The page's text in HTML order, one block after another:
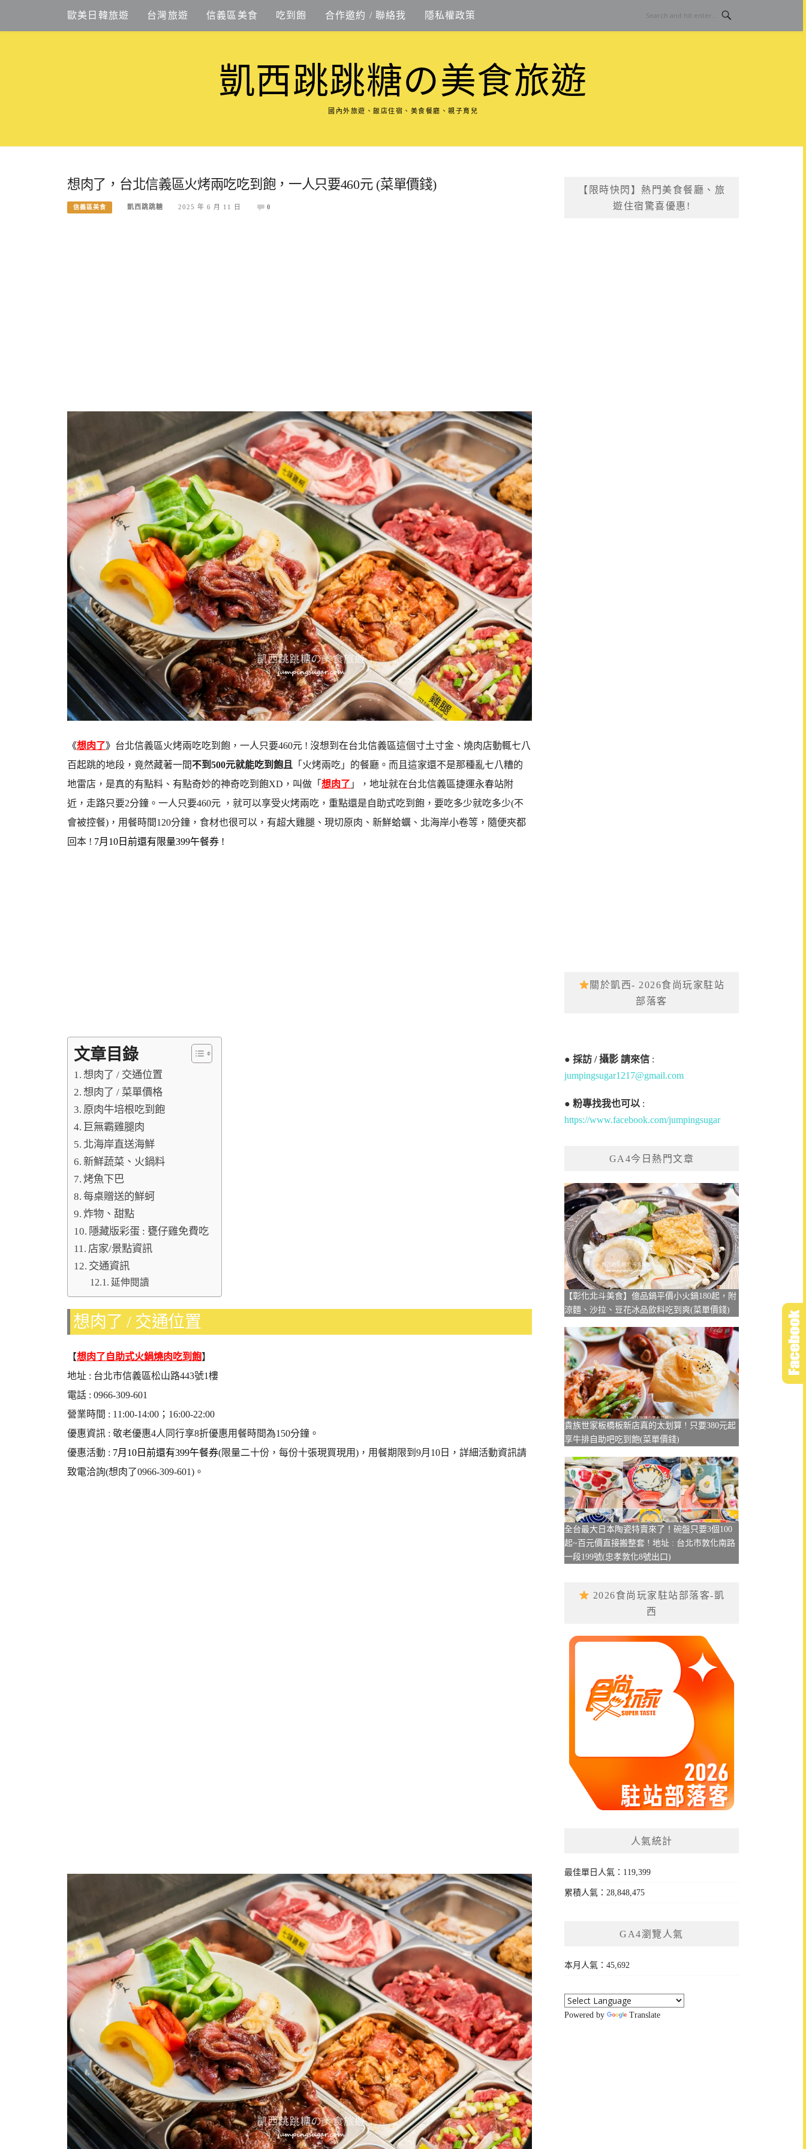
content
歐美日韓旅遊 台灣旅遊 信義區美食 吃到飽 合作邀約 / 聯絡我 隱私權政策
凱西跳跳糖の美食旅遊
國內外旅遊、飯店住宿、美食餐廳、親子育兒
想肉了，台北信義區火烤兩吃吃到飽，一人只要460元 (菜單價錢)
信義區美食 凱西跳跳糖 2025 年 6 月 11 日 0
《想肉了》 台北信義區火烤兩吃吃到飽，一人只要460元 ! 沒想到在台北信義區這個寸土寸金、燒肉店動輒七八
百起跳的地段，竟然藏著一間不到500元就能吃到飽且
「火烤兩吃」的餐廳。而且這家還不是那種亂七八糟的
地雷店，是真的有點料、有點奇妙的神奇吃到飽XD，叫做「 想肉了 」，地址就在台北信義區捷運永春站附
近，走路只要2分鐘。一人只要460元 ，就可以享受火烤兩吃，重點還是自助式吃到飽，要吃多少就吃多少(不
會被控餐)，用餐時間120分鐘，食材也很可以，有超大雞腿、現切原肉、新鮮蛤蠣、北海岸小卷等，隨便夾都
回本 ! 7月10日前還有限量399午餐券 !
文章目錄
想肉了 / 交通位置
想肉了 / 菜單價格
原肉牛培根吃到飽
巨無霸雞腿肉
北海岸直送海鮮
新鮮蔬菜、火鍋料
烤魚下巴
每桌贈送的鮮蚵
炸物、甜點
隱藏版彩蛋 : 甕仔雞免費吃
店家/景點資訊
交通資訊
延伸閱讀
想肉了 / 交通位置
【想肉了自助式火鍋燒肉吃到飽】
地址 : 台北市信義區松山路443號1樓
電話 : 0966-309-601
營業時間 : 11:00-14:00；16:00-22:00
優惠資訊 : 敬老優惠4人同行享8折優惠用餐時間為150分鐘。
優惠活動 : 7月10日前還有399午餐券(限量二十份，每份十張現買現用)，用餐期限到9月10日，詳細活動資訊請
致電洽詢(想肉了0966-309-601)。
【限時快閃】熱門美食餐廳、旅
遊住宿驚喜優惠!
關於凱西- 2026食尚玩家駐站
部落客
●採訪 / 攝影 請來信 :
jumpingsugar1217@gmail.com
●粉專找我也可以 :
https://www.facebook.com/jumpingsugar
GA4今日熱門文章
【彰化北斗美食】億品鍋平價小火鍋180起，附
涼麵、沙拉、豆花冰品飲料吃到爽(菜單價錢)
貴族世家板橋板新店真的太划算 ! 只要380元起
享牛排自助吧吃到飽(菜單價錢)
全台最大日本陶瓷特賣來了！碗盤只要3個100
起~百元價直接搬整套 ! 地址 : 台北市敦化南路
一段199號(忠孝敦化8號出口)
2026食尚玩家駐站部落客-凱
西
人氣統計
最佳單日人氣：119,399
累積人氣：28,848,475
GA4瀏覽人氣
本月人氣：45,692
Powered by Translate